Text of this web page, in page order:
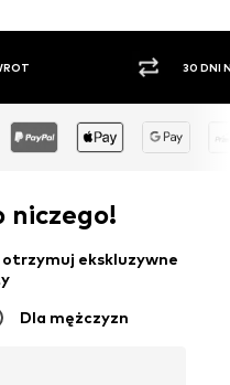
30 DNI
niczego!
ekskluzywne
Dla mężczyzn